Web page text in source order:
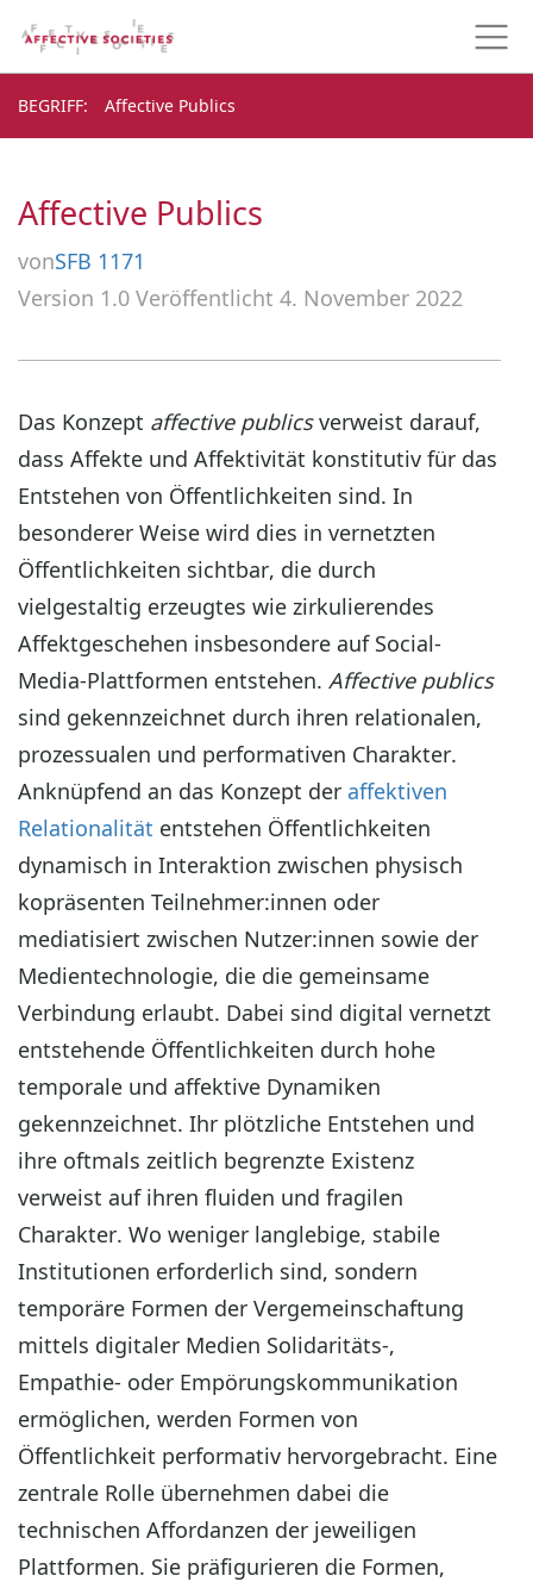
BEGRIFF Affective Publics
BEGRIFF
Affective Publics
vonSFB 1171
Version 1.0 Veröffentlicht 4. November 2022
Das Konzept affective publicsverweist darauf,
dass Affekte und Affektivität konstitutiv für das
Entstehen von Öffentlichkeiten sind. In
besonderer Weise wird dies in vernetzten
Öffentlichkeiten sichtbar, die durch
vielgestaltig erzeugtes wie zirkulierendes
Affektgeschehen insbesondere auf Social-
Media-Plattformen entstehen. Affective publics
sind gekennzeichnet durch ihren relationalen,
prozessualen und performativen Charakter.
Anknüpfend an das Konzept der affektiven
Relationalität entstehen Öffentlichkeiten
dynamisch in Interaktion zwischen physisch
kopräsenten Teilnehmer:innen oder
mediatisiert zwischen Nutzer:innen sowie der
Medientechnologie, die die gemeinsame
Verbindung erlaubt. Dabei sind digital vernetzt
entstehende Öffentlichkeiten durch hohe
temporale und affektive Dynamiken
gekennzeichnet. Ihr plötzliche Entstehen und
ihre oftmals zeitlich begrenzte Existenz
verweist auf ihren fluiden und fragilen
Charakter. Wo weniger langlebige, stabile
Institutionen erforderlich sind, sondern
temporäre Formen der Vergemeinschaftung
mittels digitaler Medien Solidaritäts-,
Empathie- oder Empörungskommunikation
ermöglichen, werden Formen von
Öffentlichkeit performativ hervorgebracht. Eine
zentrale Rolle übernehmen dabei die
technischen Affordanzen der jeweiligen
Plattformen. Sie präfigurieren die Formen,